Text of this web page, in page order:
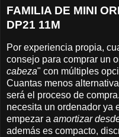
FAMILIA DE MINI
DP21 11M
Por experiencia propia,
consejo para comprar un
cabeza" con múltiples
Cuantas menos
será el proceso de
necesita un ordenador ya
empezar a amortizar
además es compacto,